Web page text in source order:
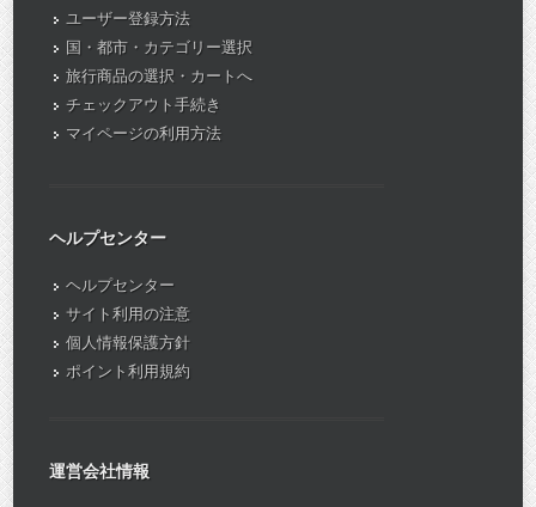
ユーザー登録方法
国・都市・カテゴリー選択
旅行商品の選択・カートへ
チェックアウト手続き
マイページの利用方法
ヘルプセンター
ヘルプセンター
サイト利用の注意
個人情報保護方針
ポイント利用規約
運営会社情報